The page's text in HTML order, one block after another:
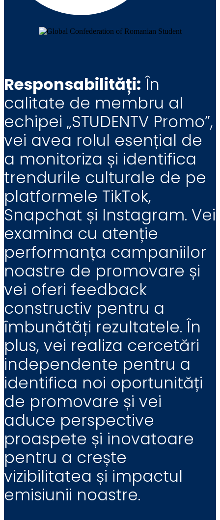
Responsabilități: În
calitate de membru al
echipei „STUDENTV Promo”,
vei avea rolul esențial de
a monitoriza și identifica
trendurile culturale de pe
platformele TikTok,
Snapchat și Instagram. Vei
examina cu atenție
performanța campaniilor
noastre de promovare și
vei oferi feedback
constructiv pentru a
îmbunătăți rezultatele. În
plus, vei realiza cercetări
independente pentru a
identifica noi oportunități
de promovare și vei
aduce perspective
proaspete și inovatoare
pentru a crește
vizibilitatea și impactul
emisiunii noastre.